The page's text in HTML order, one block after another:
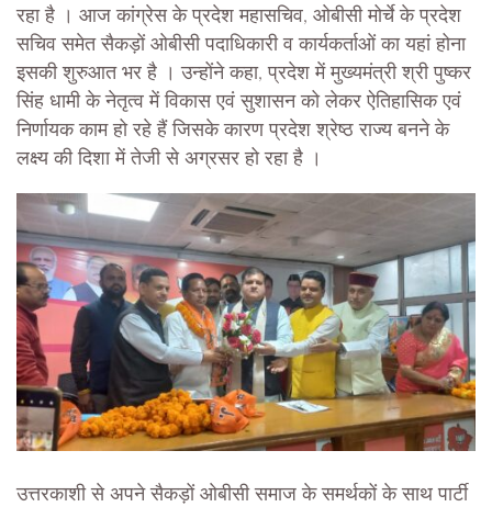
रहा है । आज कांग्रेस के प्रदेश महासचिव, ओबीसी मोर्चे के प्रदेश
सचिव समेत सैकड़ों ओबीसी पदाधिकारी व कार्यकर्ताओं का यहां होना
इसकी शुरुआत भर है । उन्होंने कहा, प्रदेश में मुख्यमंत्री श्री पुष्कर
सिंह धामी के नेतृत्व में विकास एवं सुशासन को लेकर ऐतिहासिक एवं
निर्णायक काम हो रहे हैं जिसके कारण प्रदेश श्रेष्ठ राज्य बनने के
लक्ष्य की दिशा में तेजी से अग्रसर हो रहा है ।
उत्तरकाशी से अपने सैकड़ों ओबीसी समाज के समर्थकों के साथ पार्टी